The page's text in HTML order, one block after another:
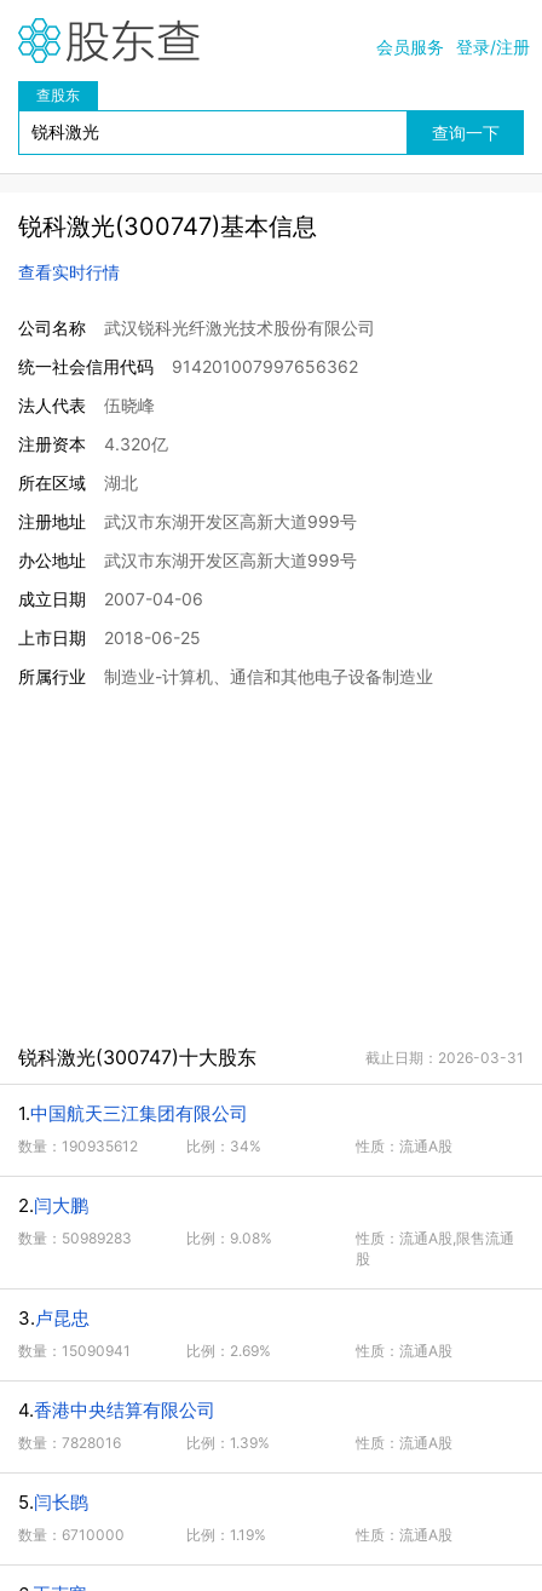
查股东
会员服务 登录/注册
锐科激光(300747)基本信息
查看实时行情
公司名称
武汉锐科光纤激光技术股份有限公司
统一社会信用代码
914201007997656362
法人代表
伍晓峰
注册资本
4.320亿
所在区域
湖北
注册地址
武汉市东湖开发区高新大道999号
办公地址
武汉市东湖开发区高新大道999号
成立日期
2007-04-06
上市日期
2018-06-25
所属行业
制造业-计算机、通信和其他电子设备制造业
锐科激光(300747)十大股东 截止日期：2026-03-31
1.中国航天三江集团有限公司
数量：190935612 比例：34% 性质：流通A股
2.闫大鹏
数量：50989283 比例：9.08%
性质：流通A股,限售流通
股
3.卢昆忠
数量：15090941 比例：2.69% 性质：流通A股
4.香港中央结算有限公司
数量：7828016 比例：1.39% 性质：流通A股
5.闫长鹍
数量：6710000 比例：1.19% 性质：流通A股